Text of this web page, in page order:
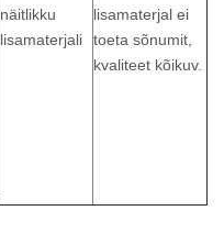
näitlikku
lisamaterjali
lisamaterjal ei
toeta sõnumit,
kvaliteet kõikuv.